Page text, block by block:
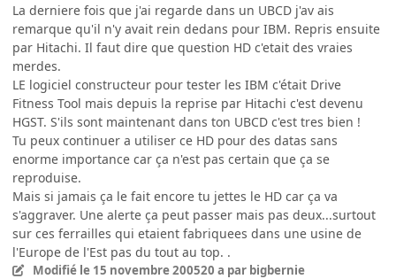
La derniere fois que j'ai regarde dans un UBCD j'av ais
remarque qu'il n'y avait rein dedans pour IBM. Repris ensuite
par Hitachi. Il faut dire que question HD c'etait des vraies
merdes.
LE logiciel constructeur pour tester les IBM c'était Drive
Fitness Tool mais depuis la reprise par Hitachi c'est devenu
HGST. S'ils sont maintenant dans ton UBCD c'est tres bien !
Tu peux continuer a utiliser ce HD pour des datas sans
enorme importance car ça n'est pas certain que ça se
reproduise.
Mais si jamais ça le fait encore tu jettes le HD car ça va
s'aggraver. Une alerte ça peut passer mais pas deux...surtout
sur ces ferrailles qui etaient fabriquees dans une usine de
l'Europe de l'Est pas du tout au top. .
Modifié le 15 novembre 200520 a par bigbernie